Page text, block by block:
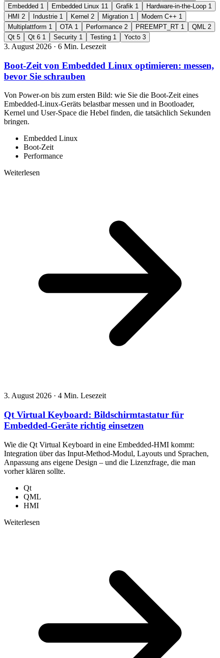
Embedded 1 Embedded Linux 11 Grafik 1 Hardware-in-the-Loop 1
HMI 2 Industrie 1 Kernel 2 Migration 1 Modern C++ 1
Multiplattform 1 OTA 1 Performance 2 PREEMPT_RT 1 QML 2
Qt 5 Qt 6 1 Security 1 Testing 1 Yocto 3
3. August 2026 · 6 Min. Lesezeit
Boot-Zeit von Embedded Linux optimieren: messen,
bevor Sie schrauben
Von Power-on bis zum ersten Bild: wie Sie die Boot-Zeit eines
Embedded-Linux-Geräts belastbar messen und in Bootloader,
Kernel und User-Space die Hebel finden, die tatsächlich Sekunden
bringen.
Embedded Linux
Boot-Zeit
Performance
Weiterlesen
3. August 2026 · 4 Min. Lesezeit
Qt Virtual Keyboard: Bildschirmtastatur für
Embedded-Geräte richtig einsetzen
Wie die Qt Virtual Keyboard in eine Embedded-HMI kommt:
Integration über das Input-Method-Modul, Layouts und Sprachen,
Anpassung ans eigene Design – und die Lizenzfrage, die man
vorher klären sollte.
Qt
QML
HMI
Weiterlesen